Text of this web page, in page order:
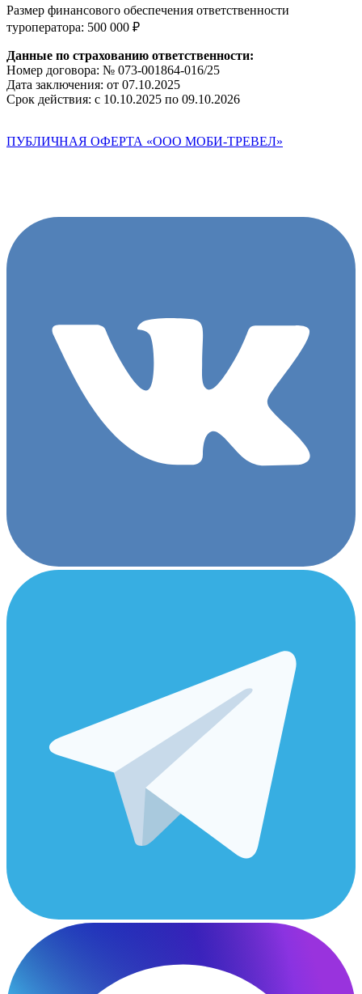
Размер финансового обеспечения ответственности
туроператора: 500 000 ₽
Данные по страхованию ответственности:
Номер договора: № 073-001864-016/25
Дата заключения: от 07.10.2025
Срок действия: с 10.10.2025 по 09.10.2026
ПУБЛИЧНАЯ ОФЕРТА «OOO МОБИ-ТРЕВЕЛ»